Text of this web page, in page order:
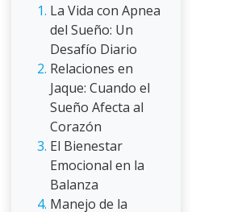
La Vida con Apnea
del Sueño: Un
Desafío Diario
Relaciones en
Jaque: Cuando el
Sueño Afecta al
Corazón
El Bienestar
Emocional en la
Balanza
Manejo de la